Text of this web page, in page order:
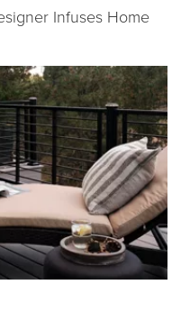
Infuses Home